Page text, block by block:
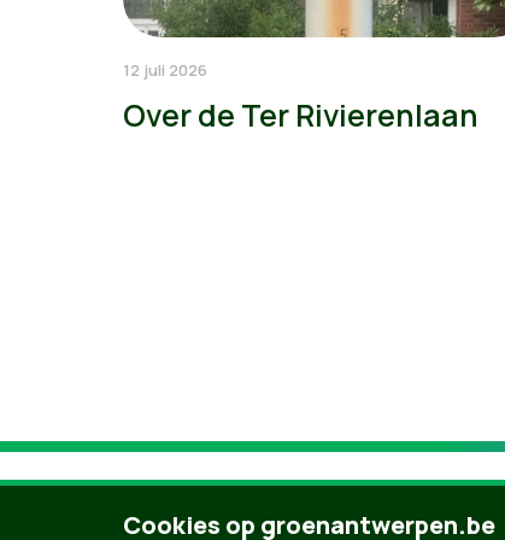
12 juli 2026
Over de Ter Rivierenlaan
Cookies op groenantwerpen.be